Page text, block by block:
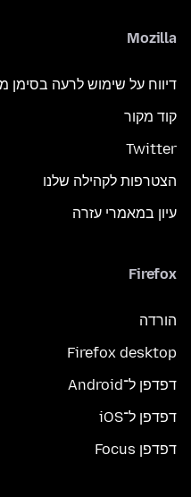
Mozilla
דיווח על שימוש לרעה בסימן
קוד מקור
Twitter
הצטרפות לקהילה שלנו
עיון במאמרי עזרה
Firefox
הורדה
Firefox desktop
דפדפן ל־Android
דפדפן ל־iOS
דפדפן Focus